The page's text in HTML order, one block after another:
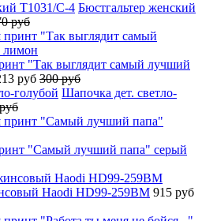
Бюстгальтер женский
руб
"Так выглядит самый лучший
руб 300 руб
Шапочка дет. светло-
"Самый лучший папа" серый
Haodi HD99-259BM 915 руб